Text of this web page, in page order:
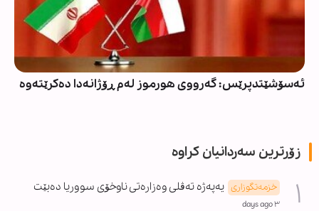
ئەسۆشێتدپرێس: گەرووی هورموز لەم ڕۆژانەدا دەکرێتەوە
زۆرترین سەردانیان کراوە
خزمەتگوزاری یەپەژە تەڤلی وەزارەتی ناوخۆی سووریا دەبێت
٣ days ago